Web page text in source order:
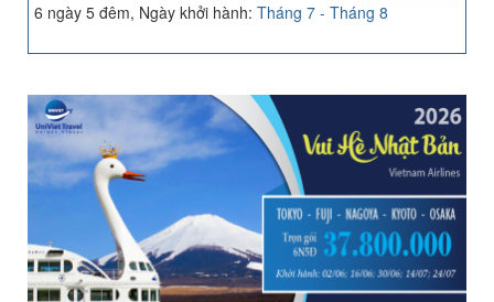
6 ngày 5 đêm, Ngày khởi hành: Tháng 7 - Tháng 8